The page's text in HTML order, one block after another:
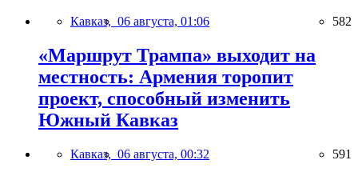
Кавказ, 06 августа, 01:06 582
«Маршрут Трампа» выходит на
местность: Армения торопит
проект, способный изменить
Южный Кавказ
Кавказ, 06 августа, 00:32 591